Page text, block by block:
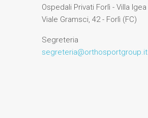
Ospedali Privati Forlì - Villa Igea
Viale Gramsci, 42 - Forlì (FC)
Segreteria
segreteria@orthosportgroup.it